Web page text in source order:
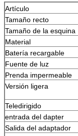
Artículo
Tamaño recto
Tamaño de la esquina
Material
Batería recargable
Fuente de luz
Prenda impermeable
Versión ligera
Teledirigido
entrada del dapter
Salida del adaptador